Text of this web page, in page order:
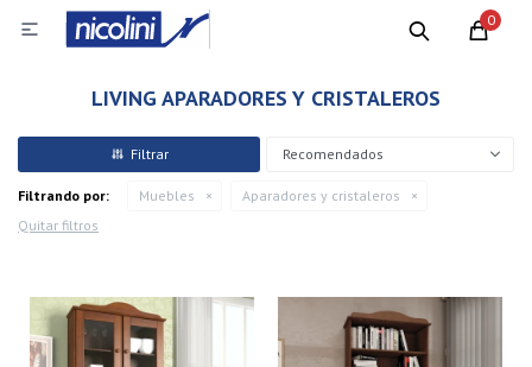
0

LIVING APARADORES Y CRISTALEROS
Recomendados
Filtrando por: Muebles
Aparadores y cristaleros
Quitar filtros